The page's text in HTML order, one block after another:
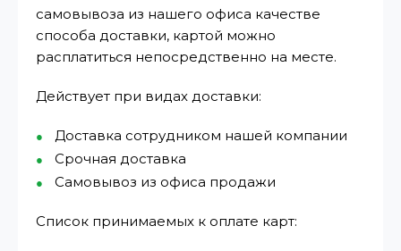
самовывоза из нашего офиса качестве
способа доставки, картой можно
расплатиться непосредственно на месте.
Действует при видах доставки:
Доставка сотрудником нашей компании
Срочная доставка
Самовывоз из офиса продажи
Список принимаемых к оплате карт: